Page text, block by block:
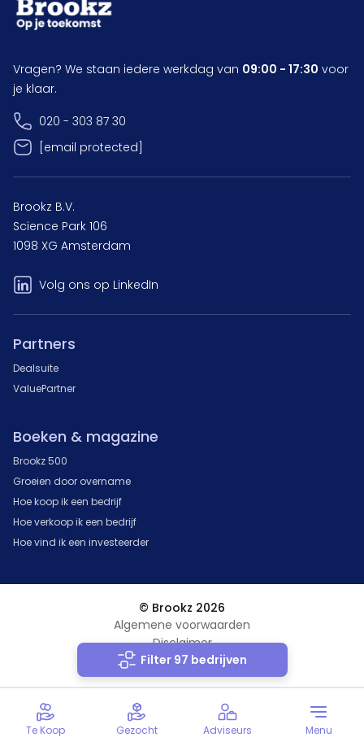
Te Koop Gezocht Adviseurs Menu
Filter 97 bedrijven
Vragen? We staan iedere werkdag van 09:00 - 17:30 voor
je klaar.
020 - 303 87 30
[email protected]
Brookz B.V.
Science Park 106
1098 XG Amsterdam
Volg ons op LinkedIn
Partners
Dealsuite
ValuePartner
Boeken & magazine
Brookz 500
Groeien door overname
Hoe koop ik een bedrijf
Hoe verkoop ik een bedrijf
Hoe vind ik een investeerder
© Brookz 2026
Algemene voorwaarden
Disclaimer
Privacy Statement